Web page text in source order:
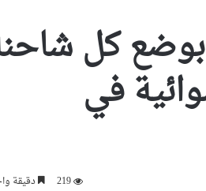
كل
في
219 دقيقة